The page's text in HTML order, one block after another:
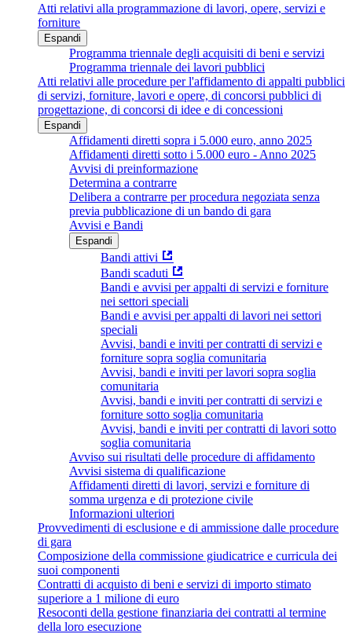
Atti relativi alla programmazione di lavori, opere, servizi e
forniture
Espandi
Programma triennale degli acquisiti di beni e servizi
Programma triennale dei lavori pubblici
Atti relativi alle procedure per l'affidamento di appalti pubblici
di servizi, forniture, lavori e opere, di concorsi pubblici di
progettazione, di concorsi di idee e di concessioni
Espandi
Affidamenti diretti sopra i 5.000 euro, anno 2025
Affidamenti diretti sotto i 5.000 euro - Anno 2025
Avvisi di preinformazione
Determina a contrarre
Delibera a contrarre per procedura negoziata senza
previa pubblicazione di un bando di gara
Avvisi e Bandi
Espandi
Bandi attivi
Bandi scaduti
Bandi e avvisi per appalti di servizi e forniture
nei settori speciali
Bandi e avvisi per appalti di lavori nei settori
speciali
Avvisi, bandi e inviti per contratti di servizi e
forniture sopra soglia comunitaria
Avvisi, bandi e inviti per lavori sopra soglia
comunitaria
Avvisi, bandi e inviti per contratti di servizi e
forniture sotto soglia comunitaria
Avvisi, bandi e inviti per contratti di lavori sotto
soglia comunitaria
Avviso sui risultati delle procedure di affidamento
Avvisi sistema di qualificazione
Affidamenti diretti di lavori, servizi e forniture di
somma urgenza e di protezione civile
Informazioni ulteriori
Provvedimenti di esclusione e di ammissione dalle procedure
di gara
Composizione della commissione giudicatrice e curricula dei
suoi componenti
Contratti di acquisto di beni e servizi di importo stimato
superiore a 1 milione di euro
Resoconti della gestione finanziaria dei contratti al termine
della loro esecuzione